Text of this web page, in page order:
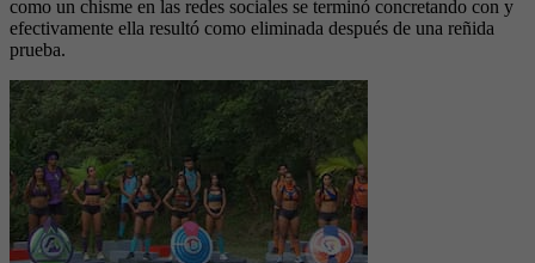
como un chisme en las redes sociales se terminó concretando con y
efectivamente ella resultó como eliminada después de una reñida
prueba.